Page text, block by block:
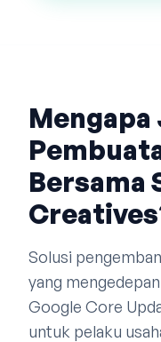
Mengapa
Bersama
Solusi
yang
Google Core
untuk pelaku